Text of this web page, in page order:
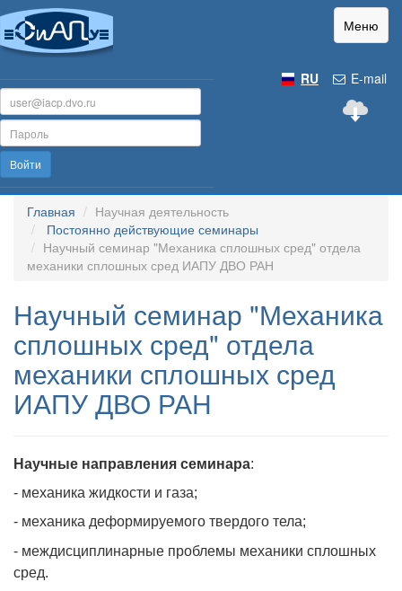
Меню
E-mail
RU
Войти
Главная
Научная деятельность
Постоянно действующие семинары
Научный семинар "Механика сплошных сред" отдела
механики сплошных сред ИАПУ ДВО РАН
Научный семинар "Механика
сплошных сред" отдела
механики сплошных сред
ИАПУ ДВО РАН
Научные направления семинара:
- механика жидкости и газа;
- механика деформируемого твердого тела;
- междисциплинарные проблемы механики сплошных
сред.